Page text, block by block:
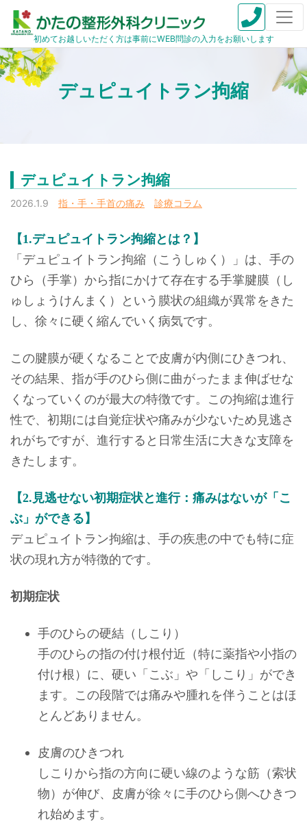
初めてお越しいただく方は事前にWEB問診の入力をお願いします
デュピュイトラン拘縮
デュピュイトラン拘縮
2026.1.9 指・手・手首の痛み 診療コラム
【1.デュピュイトラン拘縮とは？】
「デュピュイトラン拘縮（こうしゅく）」は、手の
ひら（手掌）から指にかけて存在する手掌腱膜（し
ゅしょうけんまく）という膜状の組織が異常をきた
し、徐々に硬く縮んでいく病気です。
この腱膜が硬くなることで皮膚が内側にひきつれ、
その結果、指が手のひら側に曲がったまま伸ばせな
くなっていくのが最大の特徴です。この拘縮は進行
性で、初期には自覚症状や痛みが少ないため見逃さ
れがちですが、進行すると日常生活に大きな支障を
きたします。
【2.見逃せない初期症状と進行：痛みはないが「こ
ぶ」ができる】
デュピュイトラン拘縮は、手の疾患の中でも特に症
状の現れ方が特徴的です。
初期症状
手のひらの硬結（しこり）
手のひらの指の付け根付近（特に薬指や小指の
付け根）に、硬い「こぶ」や「しこり」ができ
ます。この段階では痛みや腫れを伴うことはほ
とんどありません。
皮膚のひきつれ
しこりから指の方向に硬い線のような筋（索状
物）が伸び、皮膚が徐々に手のひら側へひきつ
れ始めます。